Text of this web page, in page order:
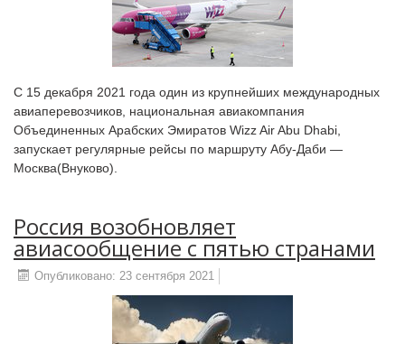
С 15 декабря 2021 года один из крупнейших международных
авиаперевозчиков, национальная авиакомпания
Объединенных Арабских Эмиратов Wizz Air Abu Dhabi,
запускает регулярные рейсы по маршруту Абу-Даби —
Москва(Внуково).
Россия возобновляет
авиасообщение с пятью странами
Опубликовано: 23 сентября 2021